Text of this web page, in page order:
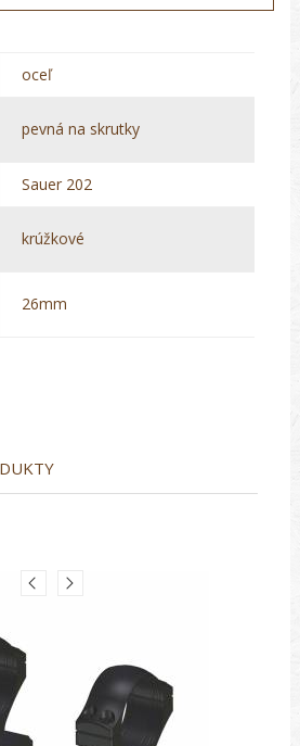
oceľ
pevná na skrutky
Sauer 202
krúžkové
26mm